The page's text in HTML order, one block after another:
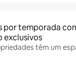
por temporada
exclusivos
têm um